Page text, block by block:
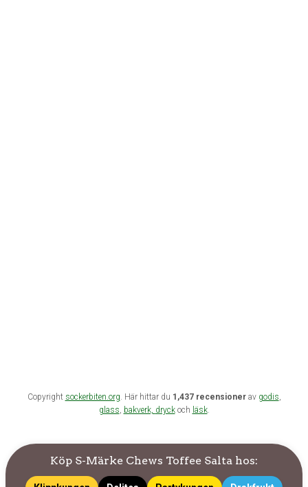
Köp S-Märke Chews Toffee Salta hos:
Copyright sockerbiten.org. Här hittar du 1,437 recensionerav godis,
glass, bakverk, dryckoch läsk.